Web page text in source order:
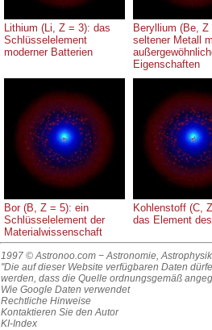
Lithium (Li, Z = 3): das
Schlüsselelement
moderner Batterien
Beryllium (Be, Z
seltener Metall
Eigenschaften
Bor (B, Z = 5): ein
Schlüsselelement der
Materialwissenschaft
Kohlenstoff (C,
das Element
1997 © Astronoo.com − Astronomie,
"Die auf dieser Website verfügbaren Daten
werden, dass die Quelle ordnungsgemäß
Wie Google Daten verwendet
Rechtliche Hinweise
Kontaktieren Sie den Autor
KI-Index